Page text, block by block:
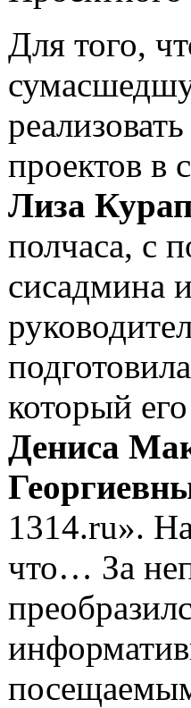
Для того,
проектов в
Лиза
полчаса, с
сисадмина
который
Дениса
1314.ru».
что… За